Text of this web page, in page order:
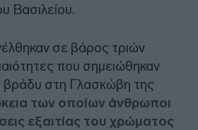
Βασιλείου.
σε βάρος τριών
που σημειώθηκαν
βράδυ στη Γλασκώβη της
των οποίων άνθρωποι
εξαιτίας του χρώματος